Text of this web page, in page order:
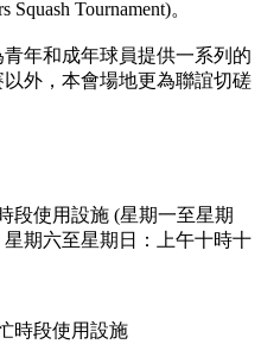
Tournament)。
年和成年球員提供一系列的
外，本會場地更為聯誼切磋
段使用設施 (星期一至星期
期六至星期日：上午十時十
時段使用設施